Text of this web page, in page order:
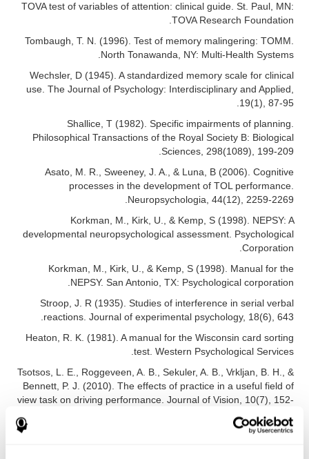
TOVA test of variables of attention: clinical guide. St. Paul, MN:
TOVA Research Foundation.
Tombaugh, T. N. (1996). Test of memory malingering: TOMM.
North Tonawanda, NY: Multi-Health Systems.
Wechsler, D (1945). A standardized memory scale for clinical
use. The Journal of Psychology: Interdisciplinary and Applied,
19(1), 87-95.
Shallice, T (1982). Specific impairments of planning.
Philosophical Transactions of the Royal Society B: Biological
Sciences, 298(1089), 199-209.
Asato, M. R., Sweeney, J. A., & Luna, B (2006). Cognitive
processes in the development of TOL performance.
Neuropsychologia, 44(12), 2259-2269.
Korkman, M., Kirk, U., & Kemp, S (1998). NEPSY: A
developmental neuropsychological assessment. Psychological
Corporation.
Korkman, M., Kirk, U., & Kemp, S (1998). Manual for the
NEPSY. San Antonio, TX: Psychological corporation.
Stroop, J. R (1935). Studies of interference in serial verbal
reactions. Journal of experimental psychology, 18(6), 643.
Heaton, R. K. (1981). A manual for the Wisconsin card sorting
test. Western Psychological Services.
Tsotsos, L. E., Roggeveen, A. B., Sekuler, A. B., Vrkljan, B. H., &
Bennett, P. J. (2010). The effects of practice in a useful field of
view task on driving performance. Journal of Vision, 10(7), 152-
Tsotsos, L. E., Roggeveen, A. B., Sekuler, A. B., Vrkljan, B. H., &